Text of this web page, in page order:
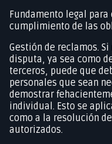
Fundamento legal
cumplimiento de las
Gestión de reclamos.
disputa, ya sea como
terceros, puede que
personales que sean
demostrar
individual. Esto se
como a la resolución
autorizados.